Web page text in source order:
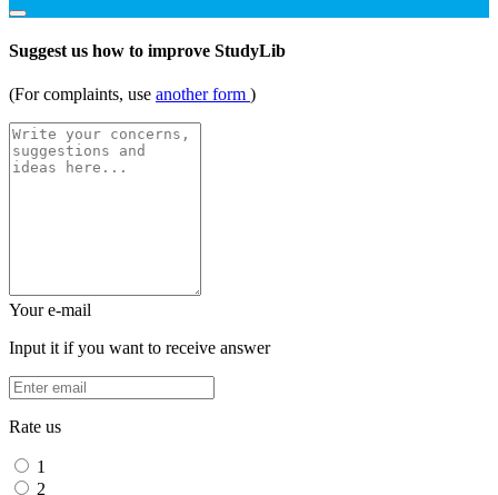
Suggest us how to improve StudyLib
(For complaints, use another form )
Your e-mail
Input it if you want to receive answer
Rate us
1
2